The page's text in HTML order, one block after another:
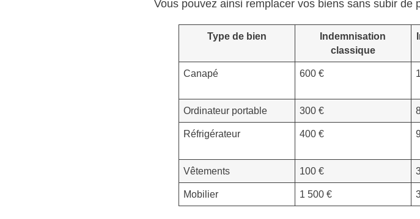
Vous pouvez ainsi remplacer vos biens sans subir de
Type de bien
Indemnisation
classique
Canapé 600 €
Ordinateur portable 300 €
Réfrigérateur 400 €
Vêtements 100 €
Mobilier 1 500 €